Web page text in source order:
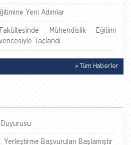
Yeni Adımlar
Mühendislik Eğitimi
Taçlandı
» Tüm Haberler
Duyurusu
Yerleştirme Başvuruları Başlamıştır